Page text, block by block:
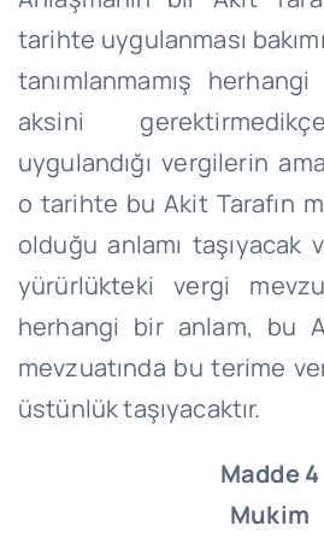
tarihte uygulanması
tanımlanmamış
aksini
uygulandığı vergilerin
o tarihte bu Akit Tarafın
olduğu anlamı taşıyacak
yürürlükteki vergi
herhangi bir anlam, bu
mevzuatında bu terime
üstünlük taşıyacaktır.
Madde 4
Mukim